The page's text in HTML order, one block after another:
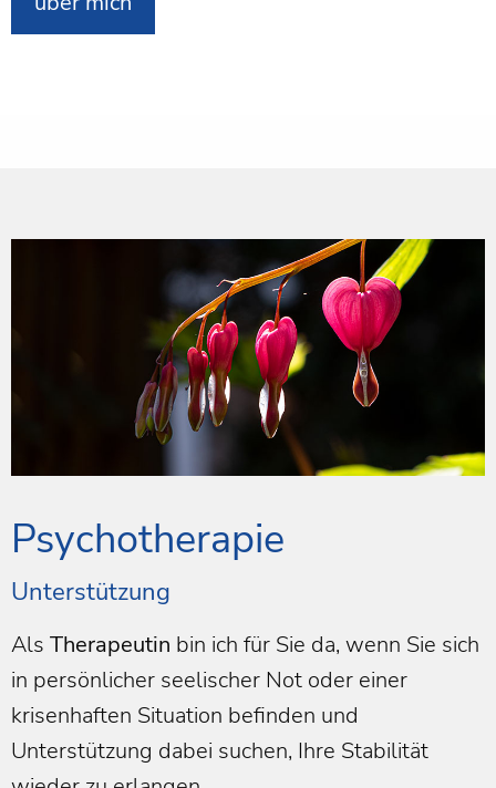
Psychotherapie
Unterstützung
Als Therapeutin bin ich für Sie da, wenn Sie sich
in persönlicher seelischer Not oder einer
krisenhaften Situation befinden und
Unterstützung dabei suchen, Ihre Stabilität